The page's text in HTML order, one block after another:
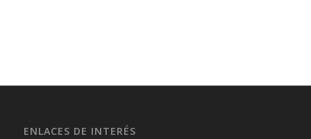
ENLACES DE INTERÉS